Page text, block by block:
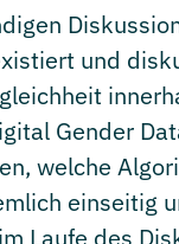
und
Gender
welche
einseitig
Laufe des